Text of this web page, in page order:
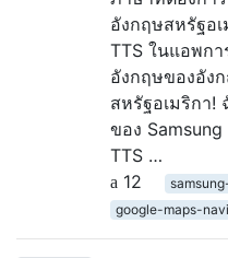
อังกฤษสหรัฐอ
TTS ในแอพก
อังกฤษของอัง
สหรัฐอเมริกา!
ของ
TTS …
12
google-maps-